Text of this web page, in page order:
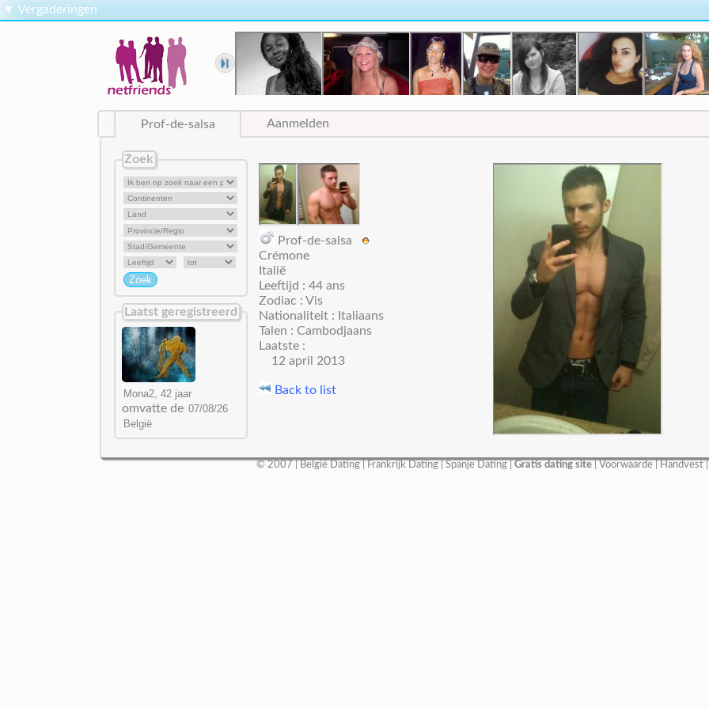
▼ Vergaderingen
Prof-de-salsa Aanmelden
Zoek
Laatst geregistreerd
omvatte de
Prof-de-salsa
Crémone
Italië
Leeftijd : 44 ans
Zodiac : Vis
Nationaliteit : Italiaans
Talen : Cambodjaans
Laatste :
12 april 2013
Back to list
© 2007 | België Dating Frankrijk Dating Spanje Dating Gratis dating site Voorwaarde Handvest